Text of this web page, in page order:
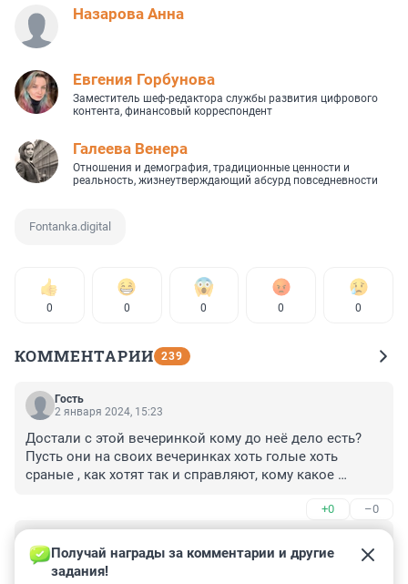
Назарова Анна
Евгения Горбунова
Заместитель шеф-редактора службы развития цифрового
контента, финансовый корреспондент
Галеева Венера
Отношения и демография, традиционные ценности и
реальность, жизнеутверждающий абсурд повседневности
Fontanka.digital
0 0 0 0 0
КОММЕНТАРИИ 239
Гость
2 января 2024, 15:23
Достали с этой вечеринкой кому до неё дело есть?
Пусть они на своих вечеринках хоть голые хоть
сраные , как хотят так и справляют, кому какое
больше поговорить обсудить нечего? На своих
вечеринках имеют право в чем угодно быть и голые и
босые и одетые, кому и зачем надо это обсуждать?
Закон запрещает голым ходить?
+0 –0
1 января 2024, 14:30
быдло уже хавает с 2020, как намордники одели
Получай награды за комментарии и другие
задания!